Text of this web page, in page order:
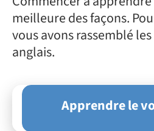
meilleure des façons.
vous avons rassemblé
anglais.
Apprendre le